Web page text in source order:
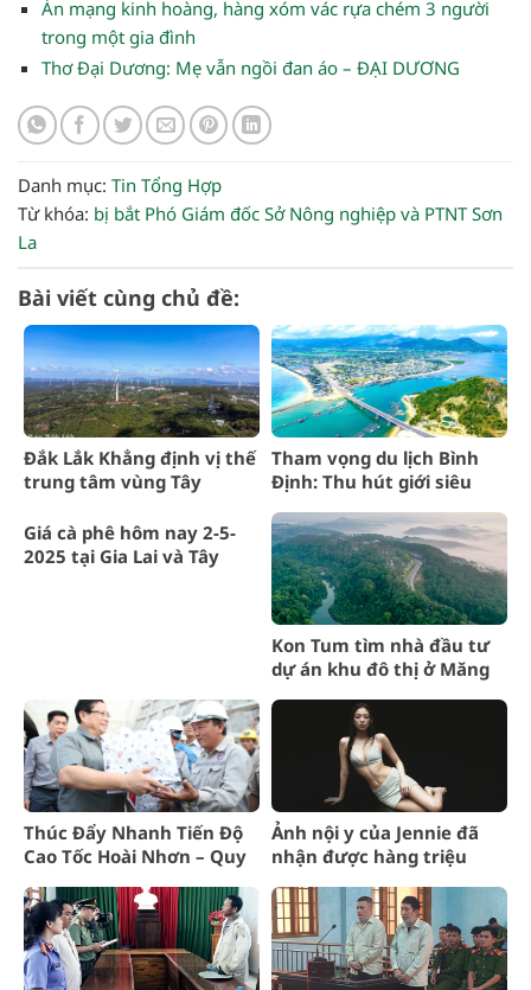
Án mạng kinh hoàng, hàng xóm vác rựa chém 3 người
trong một gia đình
Thơ Đại Dương: Mẹ vẫn ngồi đan áo – ĐẠI DƯƠNG
Danh mục: Tin Tổng Hợp
Từ khóa: bị bắt Phó Giám đốc Sở Nông nghiệp và PTNT Sơn
La
Bài viết cùng chủ đề:
Đắk Lắk Khẳng định vị thế
trung tâm vùng Tây
Tham vọng du lịch Bình
Định: Thu hút giới siêu
Giá cà phê hôm nay 2-5-
2025 tại Gia Lai và Tây
Kon Tum tìm nhà đầu tư
dự án khu đô thị ở Măng
Thúc Đẩy Nhanh Tiến Độ
Cao Tốc Hoài Nhơn – Quy
Ảnh nội y của Jennie đã
nhận được hàng triệu
của nữ hoàng thời trang